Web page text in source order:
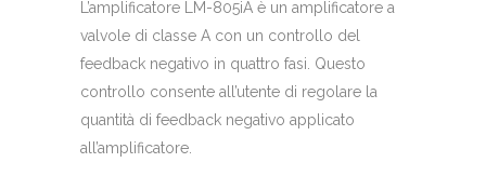
L’amplificatore LM-805iA è un amplificatore a
valvole di classe A con un controllo del
feedback negativo in quattro fasi. Questo
controllo consente all’utente di regolare la
quantità di feedback negativo applicato
all’amplificatore.